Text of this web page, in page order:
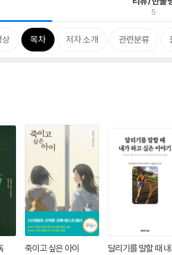
5
상 목차 저자 소개 관련분류
죽이고 싶은 아이
달리기를 말할 때